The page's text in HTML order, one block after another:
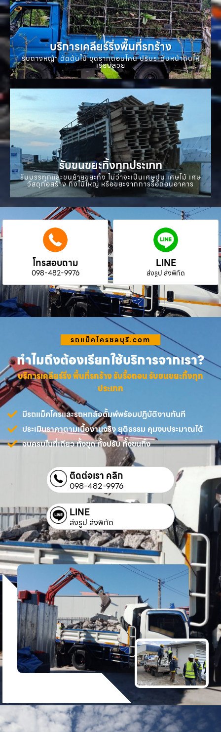
บริการเคลียร์ริ่งพื้นที่รกร้าง
รับถางหญ้า ตัดต้นไม้ ขุดรากถอนโคน ปรับระดับหน้าดินให้
เรียบสวย
รับขนขยะทิ้งทุกประเภท
รับบรรทุกและขนย้ายขยะทิ้ง ไม่ว่าจะเป็นเศษปูน เศษไม้ เศษ
วัสดุก่อสร้าง กิ่งไม้ใหญ่ หรือขยะจากการรื้อถอนอาคาร
โทรสอบถาม
098-482-9976
LINE
ส่งรูป ส่งพิกัด
รถแม็คโครชลบุรี.com
ทำไมถึงต้องเรียกใช้บริการจากเรา?
บริการเคลียร์ริ่ง พื้นที่รกร้าง รับรื้อถอน รับขนขยะทิ้งทุก
ประเภท
มีรถแม็คโครและรถหกล้อดั้มพ์พร้อมปฏิบัติงานทันที
ประเมินราคาตามเนื้องานจริง ยุติธรรม คุมงบประมาณได้
จบครบในที่เดียว ทั้งขุด ทั้งปรับ ทั้งขนทิ้ง
ติดต่อเรา คลิก
098-482-9976
LINE
ส่งรูป ส่งพิกัด